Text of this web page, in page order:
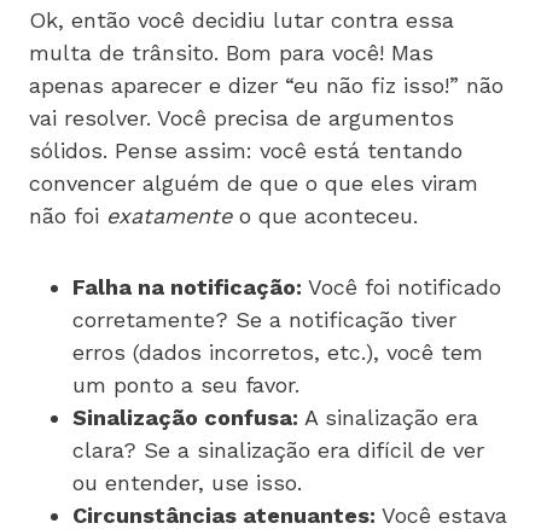
Ok, então você decidiu lutar contra essa
multa de trânsito. Bom para você! Mas
apenas aparecer e dizer “eu não fiz isso!” não
vai resolver. Você precisa de argumentos
sólidos. Pense assim: você está tentando
convencer alguém de que o que eles viram
não foi exatamenteo que aconteceu.
Falha na notificação: Você foi notificado
corretamente? Se a notificação tiver
erros (dados incorretos, etc.), você tem
um ponto a seu favor.
Sinalização confusa: A sinalização era
clara? Se a sinalização era difícil de ver
ou entender, use isso.
Circunstâncias atenuantes: Você estava